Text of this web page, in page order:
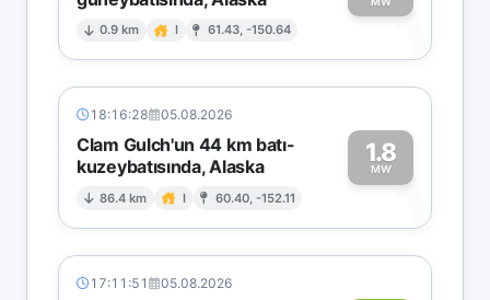
0.9 km I 61.43, -150.64 1
18:16:28 05.08.2026
Clam Gulch'un 44 km batı-
kuzeybatısında, Alaska
86.4 km I 60.40, -152.11
1.8
MW1
17:11:51 05.08.2026